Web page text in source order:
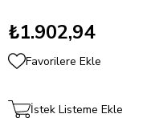
₺1.902,94
Favorilere Ekle
İstek Listeme Ekle